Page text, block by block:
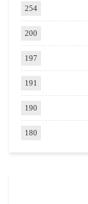
254
200
197
191
190
180